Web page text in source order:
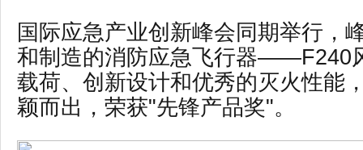
国际应急产业创新峰会同期举行，
和制造的消防应急飞行器——F240
载荷、创新设计和优秀的灭火性能
颖而出，荣获"先锋产品奖"。